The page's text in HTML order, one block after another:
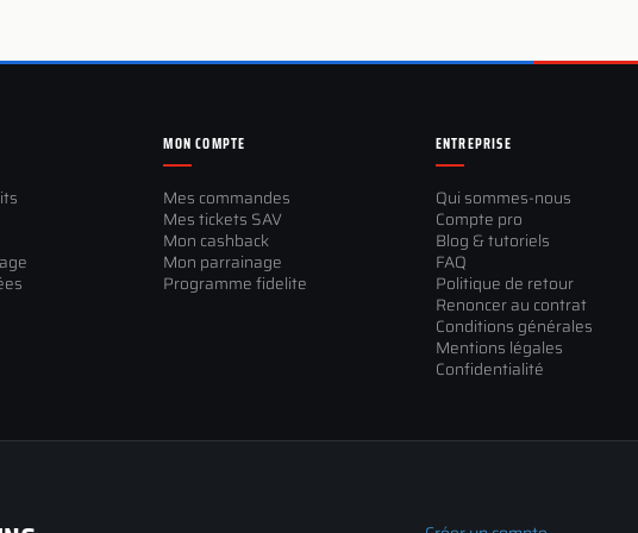
MON COMPTE
Mes commandes
Mes tickets SAV
Mon cashback
Mon parrainage
Programme fidelite
ENTREPRISE
Qui sommes-nous
Compte pro
Blog & tutoriels
FAQ
Politique de retour
Renoncer au contrat
Conditions générales
Mentions légales
Confidentialité